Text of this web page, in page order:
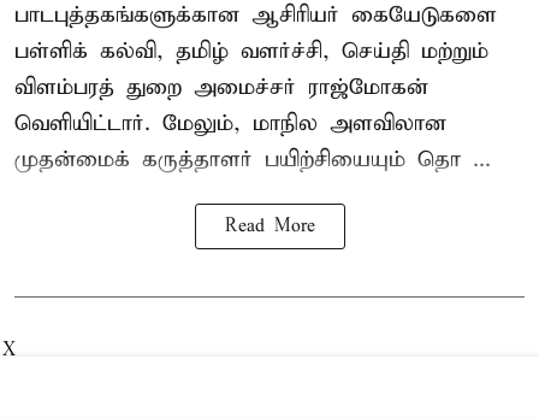
பாடபுத்தகங்களுக்கான ஆசிரியர் கையேடுகளை
பள்ளிக் கல்வி, தமிழ் வளர்ச்சி, செய்தி மற்றும்
விளம்பரத் துறை அமைச்சர் ராஜ்மோகன்
வெளியிட்டார். மேலும், மாநில அளவிலான
முதன்மைக் கருத்தாளர் பயிற்சியையும் தொ ...
Read More
X